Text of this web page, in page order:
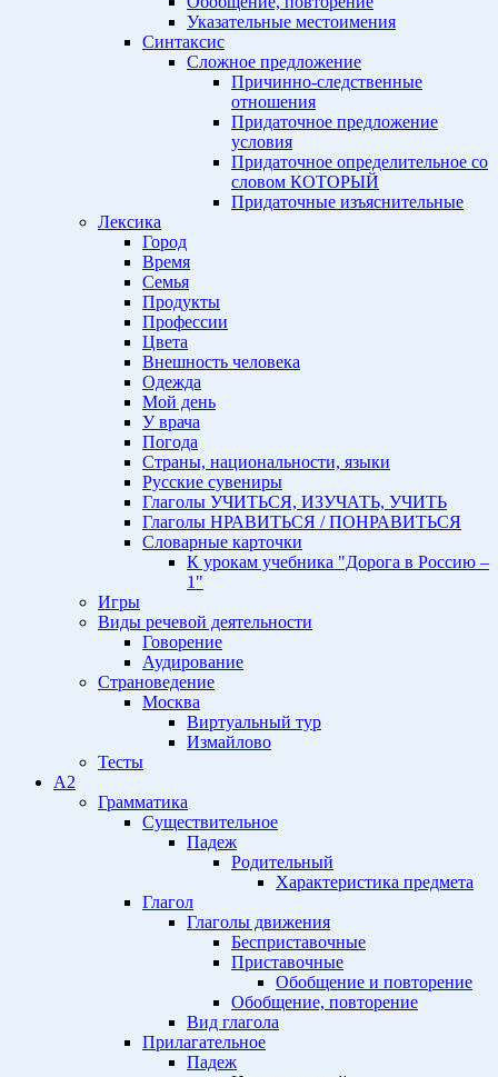
Указательные местоимения
Синтаксис
Сложное предложение
Причинно-следственные
отношения
Придаточное предложение
условия
Придаточное определительное со
словом КОТОРЫЙ
Придаточные изъяснительные
Лексика
Город
Время
Семья
Продукты
Профессии
Цвета
Внешность человека
Одежда
Мой день
У врача
Погода
Страны, национальности, языки
Русские сувениры
Глаголы УЧИТЬСЯ, ИЗУЧАТЬ, УЧИТЬ
Глаголы НРАВИТЬСЯ / ПОНРАВИТЬСЯ
Словарные карточки
К урокам учебника "Дорога в Россию –
1"
Игры
Виды речевой деятельности
Говорение
Аудирование
Страноведение
Москва
Виртуальный тур
Измайлово
Тесты
A2
Грамматика
Существительное
Падеж
Родительный
Характеристика предмета
Глагол
Глаголы движения
Бесприставочные
Приставочные
Обобщение и повторение
Обобщение, повторение
Вид глагола
Прилагательное
Падеж